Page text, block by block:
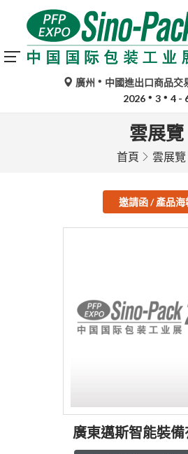
廣州 中國進出口商品交
2026 3 4 -
雲展覽
首頁 雲展覽
邀請函 / 產品海
廣東邁斯智能裝備